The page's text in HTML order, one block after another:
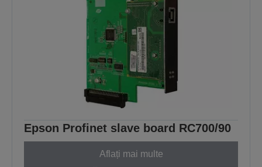
Epson Profinet slave board RC700/90
Aflați mai multe